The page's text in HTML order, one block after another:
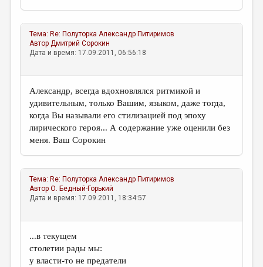
Тема: Re: Полуторка Александр Питиримов
АвторДмитрий Сорокин
Дата и время: 17.09.2011, 06:56:18
Александр, всегда вдохновлялся ритмикой и
удивительным, только Вашим, языком, даже тогда,
когда Вы называли его стилизацией под эпоху
лирического героя... А содержание уже оценили без
меня. Ваш Сорокин
Тема: Re: Полуторка Александр Питиримов
АвторО. Бедный-Горький
Дата и время: 17.09.2011, 18:34:57
...в текущем
столетии рады мы:
у власти-то не предатели